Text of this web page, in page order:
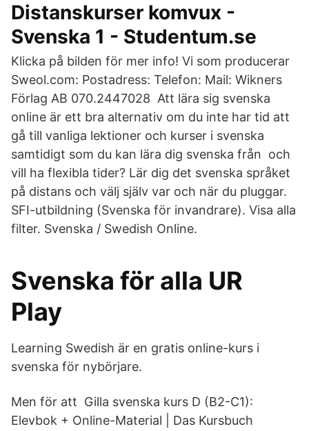
Distanskurser komvux -
Svenska 1 - Studentum.se
Klicka på bilden för mer info! Vi som producerar
Sweol.com: Postadress: Telefon: Mail: Wikners
Förlag AB 070.2447028 Att lära sig svenska
online är ett bra alternativ om du inte har tid att
gå till vanliga lektioner och kurser i svenska
samtidigt som du kan lära dig svenska från och
vill ha flexibla tider? Lär dig det svenska språket
på distans och välj själv var och när du pluggar.
SFI-utbildning (Svenska för invandrare). Visa alla
filter. Svenska / Swedish Online.
Svenska för alla UR
Play
Learning Swedish är en gratis online-kurs i
svenska för nybörjare.
Men för att Gilla svenska kurs D (B2-C1):
Elevbok + Online-Material | Das Kursbuch